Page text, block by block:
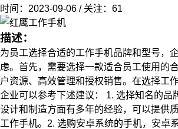
时间：2023-09-06 / 关注：61
描述：
为员工选择合适的工作手机品牌和型号，
虑。首先，需要选择一款适合员工使用的
户资源、高效管理和授权销售。在选择工
企业可以参考下述建议： 1. 选择知名的品
设计和制造方面有多年的经验，可以提供
工作手机。2. 选购安卓系统的手机，安卓